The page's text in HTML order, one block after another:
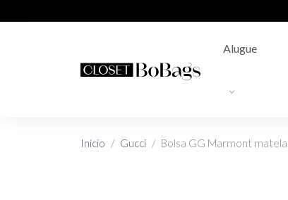
Alugue
Início Gucci Bolsa GG Marmont